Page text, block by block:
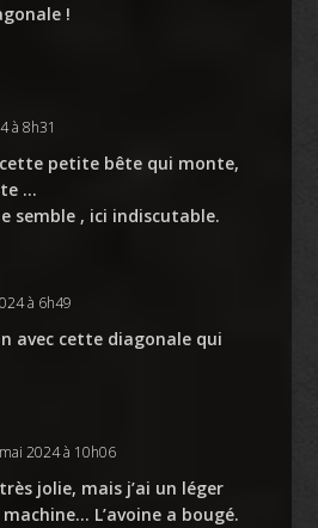
!
à 8h31
petite bête qui monte,
…
semble , ici indiscutable.
à 6h49
avec cette diagonale qui
2024 à 10h06
jolie, mais j’ai un léger
L’avoine a bougé.